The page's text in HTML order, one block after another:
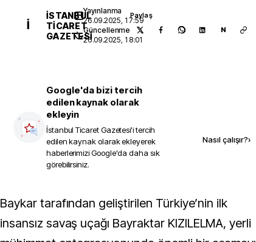
İ
İSTANBUL
TICARET
GAZETESI
Yayınlanma
26.09.2025, 17:59
Güncellenme
26.09.2025, 18:01
Paylaş
N
Google'da bizi tercih
edilen kaynak olarak
ekleyin
İstanbul Ticaret Gazetesi'i tercih
edilen kaynak olarak ekleyerek
haberlerimizi Google'da daha sık
görebilirsiniz.
Nasıl çalışır?›
Baykar tarafından geliştirilen Türkiye’nin ilk
insansız savaş uçağı Bayraktar KIZILELMA, yerli